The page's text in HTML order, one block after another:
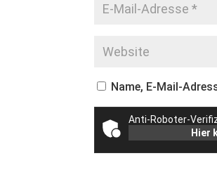
Name, E-Mail-
Anti-Roboter-
Hier